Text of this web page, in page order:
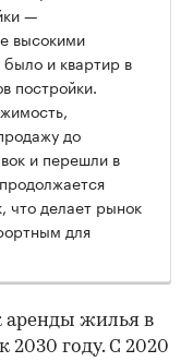
—
высокими
и квартир в
постройки.
до
и перешли в
что делает рынок
для
аренды жилья в
2030 году. С 2020